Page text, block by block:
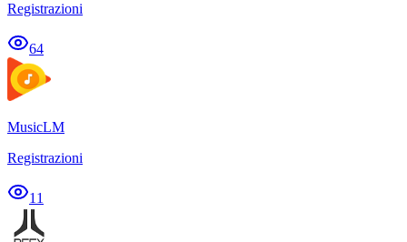
Registrazioni
64
MusicLM
Registrazioni
11